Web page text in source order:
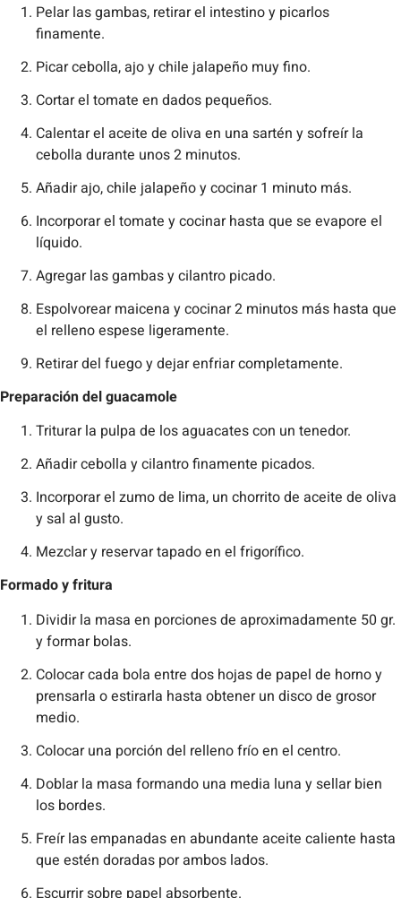
Pelar las gambas, retirar el intestino y picarlos
finamente.
Picar cebolla, ajo y chile jalapeño muy fino.
Cortar el tomate en dados pequeños.
Calentar el aceite de oliva en una sartén y sofreír la
cebolla durante unos 2 minutos.
Añadir ajo, chile jalapeño y cocinar 1 minuto más.
Incorporar el tomate y cocinar hasta que se evapore el
líquido.
Agregar las gambas y cilantro picado.
Espolvorear maicena y cocinar 2 minutos más hasta que
el relleno espese ligeramente.
Retirar del fuego y dejar enfriar completamente.
Preparación del guacamole
Triturar la pulpa de los aguacates con un tenedor.
Añadir cebolla y cilantro finamente picados.
Incorporar el zumo de lima, un chorrito de aceite de oliva
y sal al gusto.
Mezclar y reservar tapado en el frigorífico.
Formado y fritura
Dividir la masa en porciones de aproximadamente 50 gr.
y formar bolas.
Colocar cada bola entre dos hojas de papel de horno y
prensarla o estirarla hasta obtener un disco de grosor
medio.
Colocar una porción del relleno frío en el centro.
Doblar la masa formando una media luna y sellar bien
los bordes.
Freír las empanadas en abundante aceite caliente hasta
que estén doradas por ambos lados.
Escurrir sobre papel absorbente.